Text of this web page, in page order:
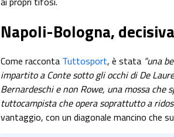
Napoli-Bologna,
Come racconta Tuttosport, è stata “una
impartito a Conte sotto gli occhi di De
Bernardeschi e non Rowe, una mossa
tuttocampista che opera soprattutto a
vantaggio, con un diagonale mancino che